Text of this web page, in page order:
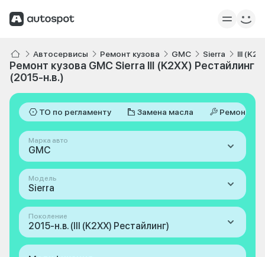
Автосервисы Ремонт кузова GMC Sierra III
Ремонт кузова GMC Sierra III (K2XX) Рестайлинг
(2015-н.в.)
ТО по регламенту Замена масла Ремонт
Марка авто
GMC
Модель
Sierra
Поколение
2015-н.в. (III (K2XX) Рестайлинг)